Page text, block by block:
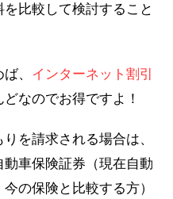
比較して検討すること
、 インターネット割引
なのでお得ですよ！
を請求される場合は、
車保険証券（現在自動
の保険と比較する方）